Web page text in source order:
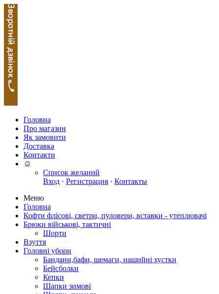
Головна
Про магазин
Як замовити
Доставка
Контакти
☺
Список желаний
Вход · Регистрация · Контакты
Меню
Головна
Кофти флісові, светри, пуловери, вставки - утеплювачі
Брюки військові, тактичні
Шорти
Взуття
Головні убори
Бандани,бафи, шемаги, нашийні хустки
Бейсболки
Кепки
Шапки зимові